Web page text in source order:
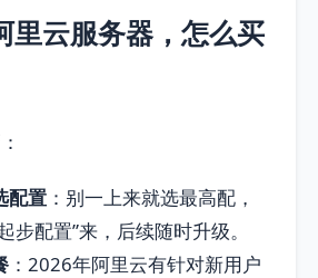
里云服务器，怎么买
配置 ：别一上来就选最高配，
步配置”来，后续随时升级。
：2026年阿里云有针对新用户